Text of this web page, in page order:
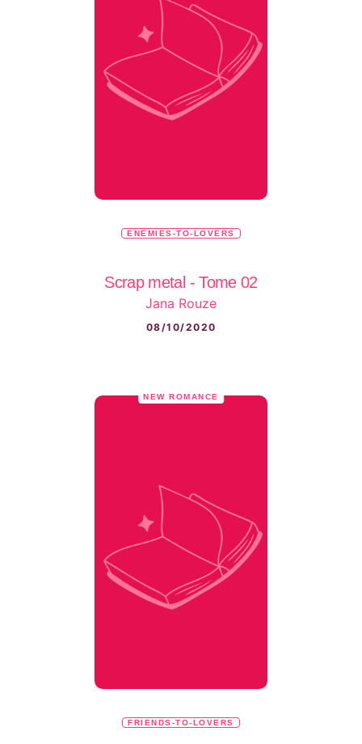
ENEMIES-TO-LOVERS
Scrap metal - Tome 02
Jana Rouze
08/10/2020
NEW ROMANCE
FRIENDS-TO-LOVERS